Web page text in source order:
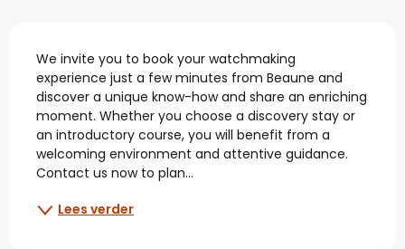
Beschrijving
We invite you to book your watchmaking
experience just a few minutes from Beaune and
discover a unique know-how and share an enriching
moment. Whether you choose a discovery stay or
an introductory course, you will benefit from a
welcoming environment and attentive guidance.
Contact us now to plan...
Lees verder